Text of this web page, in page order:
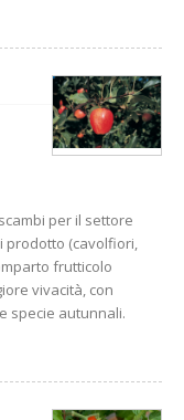
per il settore
prodotto (cavolfiori,
frutticolo
vivacità, con
specie autunnali.